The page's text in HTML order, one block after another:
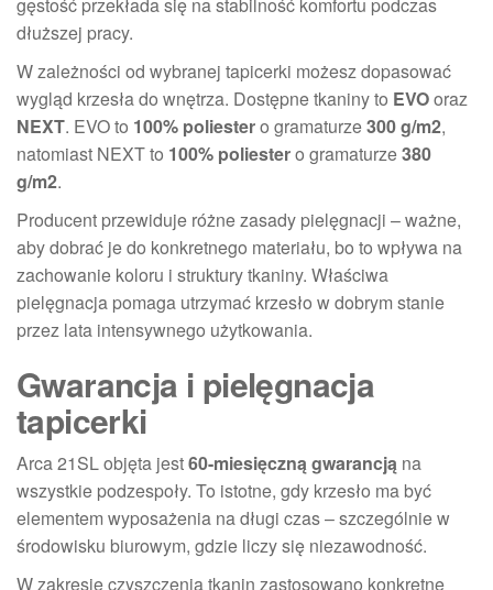
dłuższej pracy.
W zależności od wybranej tapicerki możesz dopasować
wygląd krzesła do wnętrza. Dostępne tkaniny to EVOoraz
NEXT. EVO to 100% poliestero gramaturze300 g/m2,
natomiast NEXT to 100% poliestero gramaturze380
g/m2.
Producent przewiduje różne zasady pielęgnacji – ważne,
aby dobrać je do konkretnego materiału, bo to wpływa na
zachowanie koloru i struktury tkaniny. Właściwa
pielęgnacja pomaga utrzymać krzesło w dobrym stanie
przez lata intensywnego użytkowania.
Gwarancja i pielęgnacja
tapicerki
Arca 21SL objęta jest60-miesięczną gwarancją na
wszystkie podzespoły. To istotne, gdy krzesło ma być
elementem wyposażenia na długi czas – szczególnie w
środowisku biurowym, gdzie liczy się niezawodność.
W zakresie czyszczenia tkanin zastosowano konkretne